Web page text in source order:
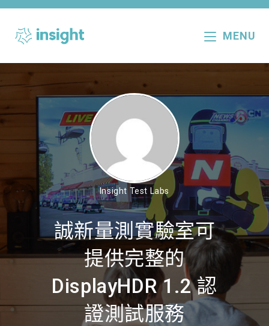
Skip
content
MENU
Insight Test Labs
誠新量測實驗室可
提供完整的
DisplayHDR 1.2 認
證測試服務